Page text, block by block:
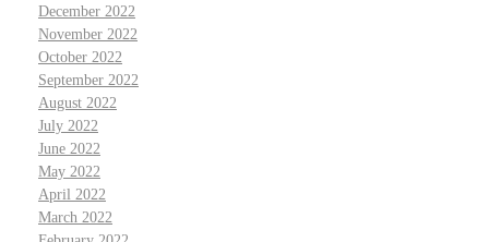
December 2022
November 2022
October 2022
September 2022
August 2022
July 2022
June 2022
May 2022
April 2022
March 2022